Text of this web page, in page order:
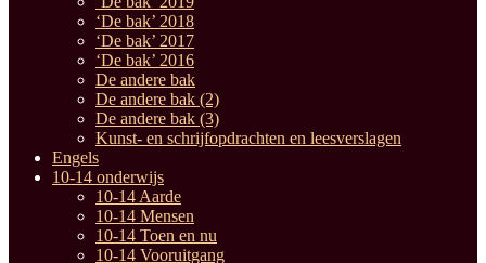
‘De bak’ 2018
‘De bak’ 2017
‘De bak’ 2016
De andere bak
De andere bak (2)
De andere bak (3)
Kunst- en schrijfopdrachten en leesverslagen
Engels
10-14 onderwijs
10-14 Aarde
10-14 Mensen
10-14 Toen en nu
10-14 Vooruitgang